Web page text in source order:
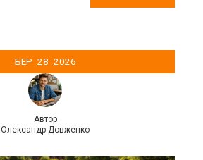
БЕР 28 2026
Автор
Олександр Довженко